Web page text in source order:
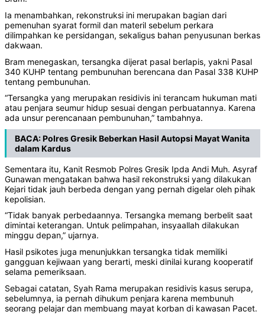
Ia menambahkan, rekonstruksi ini merupakan bagian dari
pemenuhan syarat formil dan materil sebelum perkara
dilimpahkan ke persidangan, sekaligus bahan penyusunan berkas
dakwaan.
Bram menegaskan, tersangka dijerat pasal berlapis, yakni Pasal
340 KUHP tentang pembunuhan berencana dan Pasal 338 KUHP
tentang pembunuhan.
“Tersangka yang merupakan residivis ini terancam hukuman mati
atau penjara seumur hidup sesuai dengan perbuatannya. Karena
ada unsur perencanaan pembunuhan,” tambahnya.
BACA:Polres Gresik Beberkan Hasil Autopsi Mayat Wanita
dalam Kardus
Sementara itu, Kanit Resmob Polres Gresik Ipda Andi Muh. Asyraf
Gunawan mengatakan bahwa hasil rekonstruksi yang dilakukan
Kejari tidak jauh berbeda dengan yang pernah digelar oleh pihak
kepolisian.
“Tidak banyak perbedaannya. Tersangka memang berbelit saat
dimintai keterangan. Untuk pelimpahan, insyaallah dilakukan
minggu depan,” ujarnya.
Hasil psikotes juga menunjukkan tersangka tidak memiliki
gangguan kejiwaan yang berarti, meski dinilai kurang kooperatif
selama pemeriksaan.
Sebagai catatan, Syah Rama merupakan residivis kasus serupa,
sebelumnya, ia pernah dihukum penjara karena membunuh
seorang pelajar dan membuang mayat korban di kawasan Pacet.